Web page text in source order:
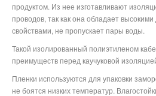
продуктом. Из нее изготавливают
проводов, так как она обладает
свойствами, не пропускает пары воды.
Такой изолированный полиэтиленом
преимуществ перед каучуковой
Пленки используются для упаковки
не боятся низких температур.